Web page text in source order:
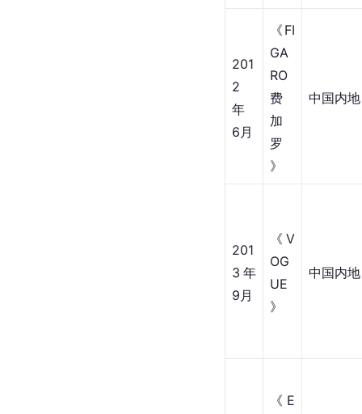
201
2
年
6月
《FI
GA
RO
费
加
罗
》
中国内地
201
3年
9月
《V
OG
UE
》
中国内地
《E